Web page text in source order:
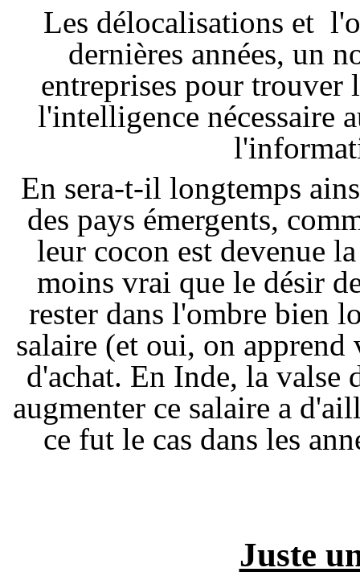
Les délocalisations et
dernières années, un
entreprises pour trouver
l'intelligence nécessaire
En sera-t-il longtemps
des pays émergents,
leur cocon est devenue
moins vrai que le désir
rester dans l'ombre bien
salaire (et oui, on
d'achat. En Inde, la valse
augmenter ce salaire a
ce fut le cas dans les
Juste